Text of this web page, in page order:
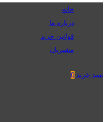
خانه
درباره ما
قوانین خرید
مشتریان
سبد خرید 0